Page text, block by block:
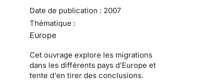
Date de publication : 2007
Thématique :
Europe
Cet ouvrage explore les migrations
dans les différents pays d'Europe et
tente d'en tirer des conclusions.